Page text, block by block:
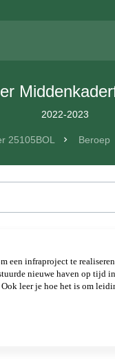
2022-2023
25105BOL Beroep